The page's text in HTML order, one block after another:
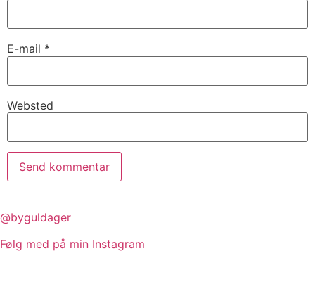
E-mail *
Websted
@byguldager
Følg med på min Instagram